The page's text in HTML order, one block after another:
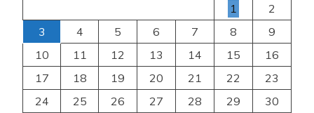
1
2
3
4 5 6 7 8
9
10
11 12 13 14 15
16
17
18 19 20 21 22
23
24
25 26 27 28 29
30